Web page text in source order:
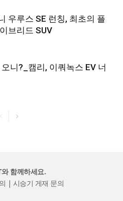
우루스 SE 런칭, 최초의 플
브리드 SUV
니?_캠리, 이쿼녹스 EV 너
와 함께하세요.
| 시승기 게재 문의